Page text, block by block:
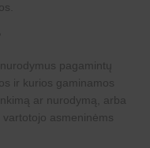
pagamintų
ir kurios gaminamos
ar nurodymą, arba
asmeninėms